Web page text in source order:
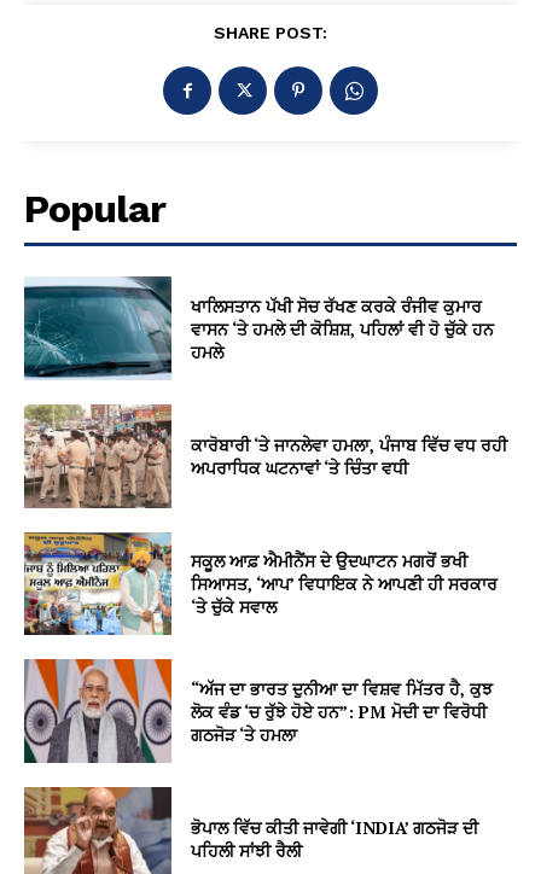
SHARE POST:
Popular
ਖਾਲਿਸਤਾਨ ਪੱਖੀ ਸੋਚ ਰੱਖਣ ਕਰਕੇ ਰੰਜੀਵ ਕੁਮਾਰ
ਵਾਸਨ ‘ਤੇ ਹਮਲੇ ਦੀ ਕੋਸ਼ਿਸ਼, ਪਹਿਲਾਂ ਵੀ ਹੋ ਚੁੱਕੇ ਹਨ
ਹਮਲੇ
ਕਾਰੋਬਾਰੀ ‘ਤੇ ਜਾਨਲੇਵਾ ਹਮਲਾ, ਪੰਜਾਬ ਵਿੱਚ ਵਧ ਰਹੀ
ਅਪਰਾਧਿਕ ਘਟਨਾਵਾਂ ‘ਤੇ ਚਿੰਤਾ ਵਧੀ
ਸਕੂਲ ਆਫ਼ ਐਮੀਨੈਂਸ ਦੇ ਉਦਘਾਟਨ ਮਗਰੋਂ ਭਖੀ
ਸਿਆਸਤ, ‘ਆਪ’ ਵਿਧਾਇਕ ਨੇ ਆਪਣੀ ਹੀ ਸਰਕਾਰ
‘ਤੇ ਚੁੱਕੇ ਸਵਾਲ
“ਅੱਜ ਦਾ ਭਾਰਤ ਦੁਨੀਆ ਦਾ ਵਿਸ਼ਵ ਮਿੱਤਰ ਹੈ, ਕੁਝ
ਲੋਕ ਵੰਡ ‘ਚ ਰੁੱਝੇ ਹੋਏ ਹਨ”: PM ਮੋਦੀ ਦਾ ਵਿਰੋਧੀ
ਗਠਜੋੜ ‘ਤੇ ਹਮਲਾ
ਭੋਪਾਲ ਵਿੱਚ ਕੀਤੀ ਜਾਵੇਗੀ ‘INDIA’ ਗਠਜੋੜ ਦੀ
ਪਹਿਲੀ ਸਾਂਝੀ ਰੈਲੀ